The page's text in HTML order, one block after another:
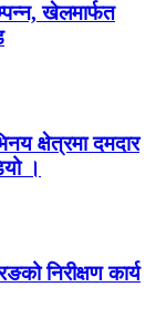
खेलमार्फत
क्षेत्रमा दमदार
।
निरीक्षण कार्य